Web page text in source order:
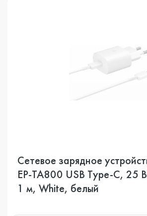
Сетевое зарядное
EP-TA800 USB Type-C, 25
1 м, White, белый